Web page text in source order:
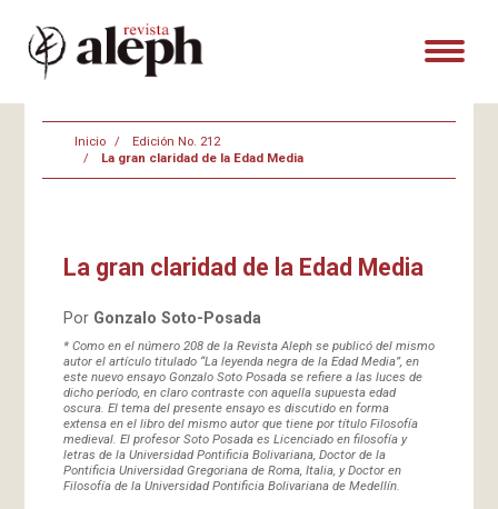
Inicio
Edición No. 212
La gran claridad de la Edad Media
La gran claridad de la Edad Media
Por Gonzalo Soto-Posada
* Como en el número 208 de la Revista Aleph se publicó del mismo
autor el artículo titulado “La leyenda negra de la Edad Media”, en
este nuevo ensayo Gonzalo Soto Posada se refiere a las luces de
dicho período, en claro contraste con aquella supuesta edad
oscura. El tema del presente ensayo es discutido en forma
extensa en el libro del mismo autor que tiene por título Filosofía
medieval. El profesor Soto Posada es Licenciado en filosofía y
letras de la Universidad Pontificia Bolivariana, Doctor de la
Pontificia Universidad Gregoriana de Roma, Italia, y Doctor en
Filosofía de la Universidad Pontificia Bolivariana de Medellín.